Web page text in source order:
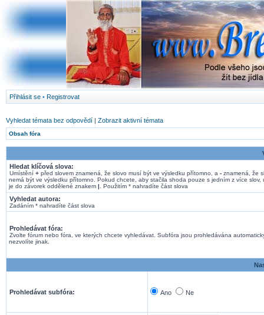
Přihlásit se • Registrovat
Vyhledat témata bez odpovědí | Zobrazit aktivní témata
Obsah fóra
Hledat klíčová slova:
Umístění + před slovem znamená, že slovo musí být ve výsledku přítomno, a - znamená, že
nemá být ve výsledku přítomno. Pokud chcete, aby stačila shoda pouze s jedním z více slov,
je do závorek oddělené znakem | . Použitím * nahradíte část slova
Vyhledat autora:
Zadáním * nahradíte část slova
Prohledávat fóra:
Zvolte fórum nebo fóra, ve kterých chcete vyhledávat. Subfóra jsou prohledávána
nezvolíte jinak.
Prohledávat subfóra: Ano Ne